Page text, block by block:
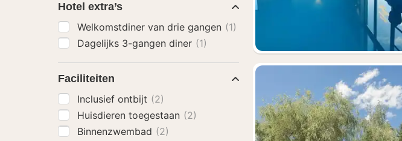
Hotel extra’s
Welkomstdiner van drie gangen (1)
Dagelijks 3-gangen diner (1)
Faciliteiten
Inclusief ontbijt (2)
Huisdieren toegestaan (2)
Binnenzwembad (2)